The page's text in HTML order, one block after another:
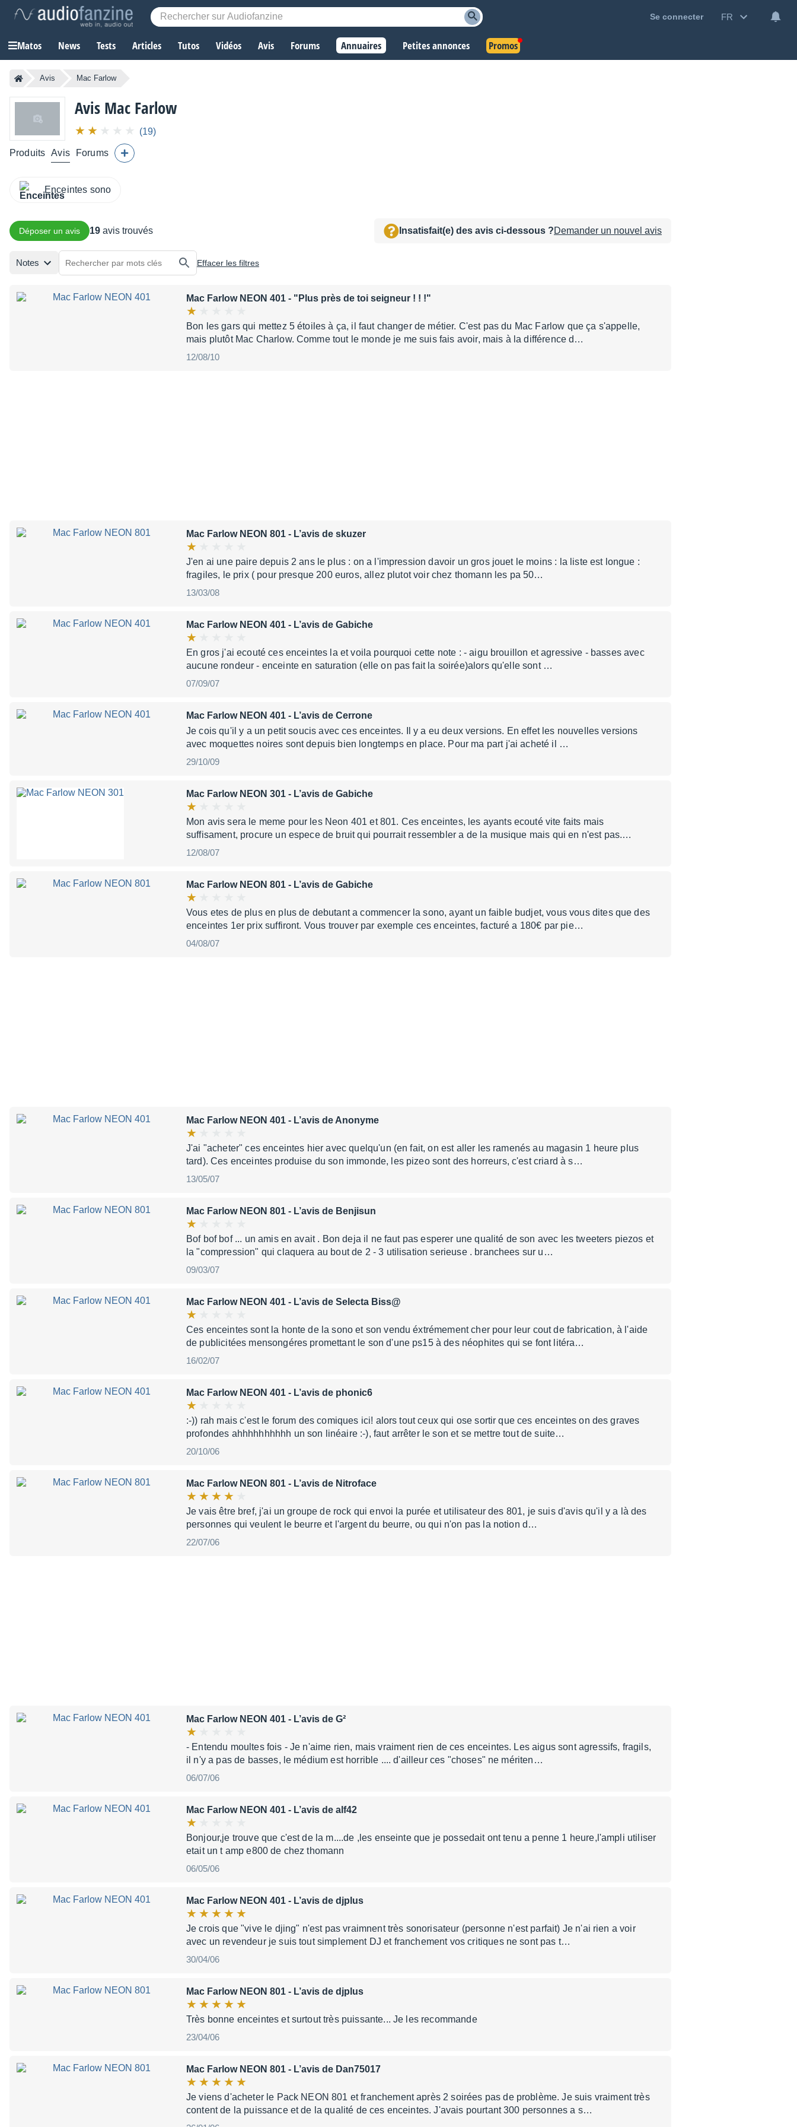
Se connecter FR
Matos News Tests Articles Tutos Vidéos Avis Forums Annuaires Petites annonces Promos
Avis Mac Farlow
Avis Mac Farlow
(19)
Produits Avis Forums
Enceintes sono
Déposer un avis 19 avis trouvés Insatisfait(e) des avis ci-dessous ?Demander un nouvel avis
Notes Effacer les filtres
Mac Farlow NEON 401 - "Plus près de toi seigneur ! ! !"
Bon les gars qui mettez 5 étoiles à ça, il faut changer de métier. C'est pas du Mac Farlow que ça s'appelle,
mais plutôt Mac Charlow. Comme tout le monde je me suis fais avoir, mais à la différence d…
12/08/10
Mac Farlow NEON 801 - L’avis de skuzer
J'en ai une paire depuis 2 ans le plus : on a l'impression davoir un gros jouet le moins : la liste est longue :
fragiles, le prix ( pour presque 200 euros, allez plutot voir chez thomann les pa 50…
13/03/08
Mac Farlow NEON 401 - L’avis de Gabiche
En gros j'ai ecouté ces enceintes la et voila pourquoi cette note : - aigu brouillon et agressive - basses avec
aucune rondeur - enceinte en saturation (elle on pas fait la soirée)alors qu'elle sont …
07/09/07
Mac Farlow NEON 401 - L’avis de Cerrone
Je cois qu'il y a un petit soucis avec ces enceintes. Il y a eu deux versions. En effet les nouvelles versions
avec moquettes noires sont depuis bien longtemps en place. Pour ma part j'ai acheté il …
29/10/09
Mac Farlow NEON 301 - L’avis de Gabiche
Mon avis sera le meme pour les Neon 401 et 801. Ces enceintes, les ayants ecouté vite faits mais
suffisament, procure un espece de bruit qui pourrait ressembler a de la musique mais qui en n'est pas.…
12/08/07
Mac Farlow NEON 801 - L’avis de Gabiche
Vous etes de plus en plus de debutant a commencer la sono, ayant un faible budjet, vous vous dites que des
enceintes 1er prix suffiront. Vous trouver par exemple ces enceintes, facturé a 180€ par pie…
04/08/07
Mac Farlow NEON 401 - L’avis de Anonyme
J'ai "acheter" ces enceintes hier avec quelqu'un (en fait, on est aller les ramenés au magasin 1 heure plus
tard). Ces enceintes produise du son immonde, les pizeo sont des horreurs, c'est criard à s…
13/05/07
Mac Farlow NEON 801 - L’avis de Benjisun
Bof bof bof ... un amis en avait . Bon deja il ne faut pas esperer une qualité de son avec les tweeters piezos et
la "compression" qui claquera au bout de 2 - 3 utilisation serieuse . branchees sur u…
09/03/07
Mac Farlow NEON 401 - L’avis de Selecta Biss@
Ces enceintes sont la honte de la sono et son vendu éxtrémement cher pour leur cout de fabrication, à l'aide
de publicitées mensongéres promettant le son d'une ps15 à des néophites qui se font litéra…
16/02/07
Mac Farlow NEON 401 - L’avis de phonic6
:-)) rah mais c'est le forum des comiques ici! alors tout ceux qui ose sortir que ces enceintes on des graves
profondes ahhhhhhhhhh un son linéaire :-), faut arrêter le son et se mettre tout de suite…
20/10/06
Mac Farlow NEON 801 - L’avis de Nitroface
Je vais être bref, j'ai un groupe de rock qui envoi la purée et utilisateur des 801, je suis d'avis qu'il y a là des
personnes qui veulent le beurre et l'argent du beurre, ou qui n'on pas la notion d…
22/07/06
Mac Farlow NEON 401 - L’avis de G²
- Entendu moultes fois - Je n'aime rien, mais vraiment rien de ces enceintes. Les aigus sont agressifs, fragils,
il n'y a pas de basses, le médium est horrible .... d'ailleur ces "choses" ne mériten…
06/07/06
Mac Farlow NEON 401 - L’avis de alf42
Bonjour,je trouve que c'est de la m....de ,les enseinte que je possedait ont tenu a penne 1 heure,l'ampli utiliser
etait un t amp e800 de chez thomann
06/05/06
Mac Farlow NEON 401 - L’avis de djplus
Je crois que "vive le djing" n'est pas vraimnent très sonorisateur (personne n'est parfait) Je n'ai rien a voir
avec un revendeur je suis tout simplement DJ et franchement vos critiques ne sont pas t…
30/04/06
Mac Farlow NEON 801 - L’avis de djplus
Très bonne enceintes et surtout très puissante... Je les recommande
23/04/06
Mac Farlow NEON 801 - L’avis de Dan75017
Je viens d'acheter le Pack NEON 801 et franchement après 2 soirées pas de problème. Je suis vraiment très
content de la puissance et de la qualité de ces enceintes. J'avais pourtant 300 personnes a s…